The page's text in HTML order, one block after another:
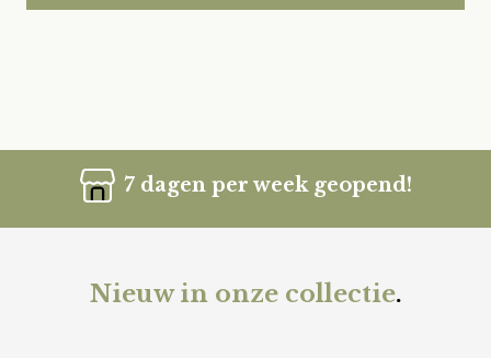
7 dagen per week geopend!
Nieuw in onze collectie.